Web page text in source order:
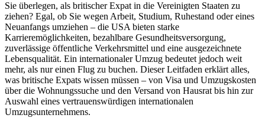
Sie überlegen, als britischer Expat in die Vereinigten Staaten zu
ziehen? Egal, ob Sie wegen Arbeit, Studium, Ruhestand oder eines
Neuanfangs umziehen – die USA bieten starke
Karrieremöglichkeiten, bezahlbare Gesundheitsversorgung,
zuverlässige öffentliche Verkehrsmittel und eine ausgezeichnete
Lebensqualität. Ein internationaler Umzug bedeutet jedoch weit
mehr, als nur einen Flug zu buchen. Dieser Leitfaden erklärt alles,
was britische Expats wissen müssen – von Visa und Umzugskosten
über die Wohnungssuche und den Versand von Hausrat bis hin zur
Auswahl eines vertrauenswürdigen internationalen
Umzugsunternehmens.